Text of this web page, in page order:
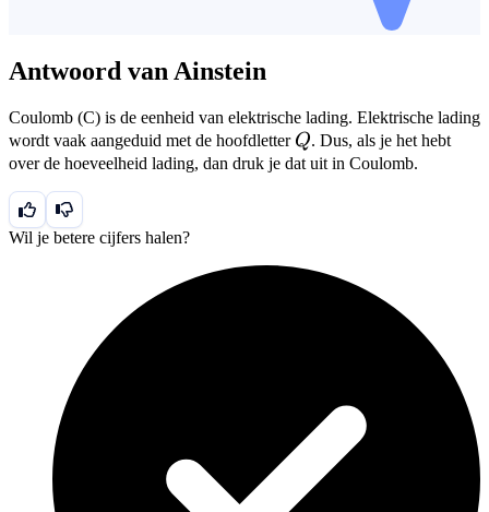
Antwoord van Ainstein
Coulomb (C) is de eenheid van elektrische lading. Elektrische lading
wordt vaak aangeduid met de hoofdletter Q
Q. Dus, als je het hebt
over de hoeveelheid lading, dan druk je dat uit in Coulomb.
Wil je betere cijfers halen?